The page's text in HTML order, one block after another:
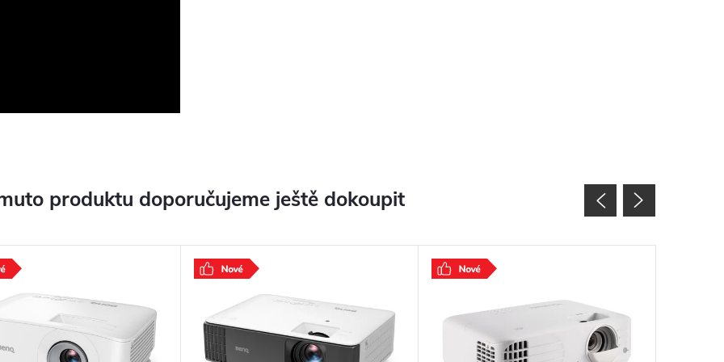
produktu doporučujeme ještě dokoupit